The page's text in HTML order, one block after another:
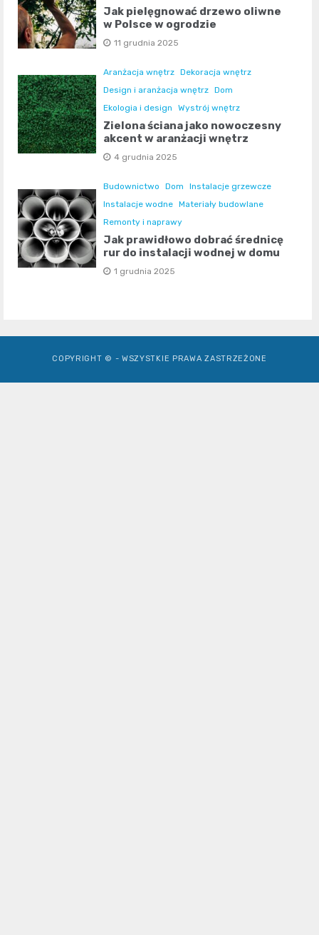
Jak pielęgnować drzewo oliwne
w Polsce w ogrodzie
11 grudnia 2025
Aranżacja wnętrz Dekoracja wnętrz
Design i aranżacja wnętrz Dom
Ekologia i design
Wystrój wnętrz
Zielona ściana jako nowoczesny
akcent w aranżacji wnętrz
4 grudnia 2025
Budownictwo Dom
Instalacje grzewcze
Instalacje wodne Materiały budowlane
Remonty i naprawy
Jak prawidłowo dobrać średnicę
rur do instalacji wodnej w domu
1 grudnia 2025
COPYRIGHT © - WSZYSTKIE PRAWA ZASTRZEŻONE